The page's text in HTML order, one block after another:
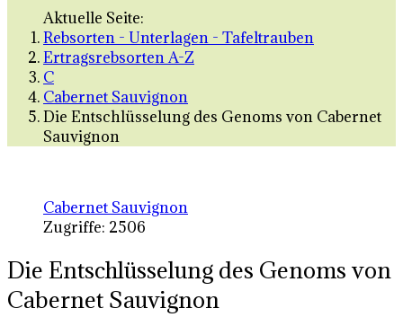
Aktuelle Seite:
Rebsorten - Unterlagen - Tafeltrauben
Ertragsrebsorten A-Z
C
Cabernet Sauvignon
Die Entschlüsselung des Genoms von Cabernet
Sauvignon
Cabernet Sauvignon
Zugriffe: 2506
Die Entschlüsselung des Genoms von
Cabernet Sauvignon